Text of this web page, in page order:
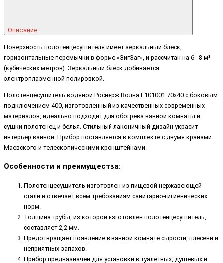
Описание
Поверхность полотенцесушителя имеет зеркальный блеск,
горизонтальные перемычки в форме «ЗигЗаг», и рассчитан на 6 - 8 м³
(кубических метров). Зеркальный блеск добивается
электроплазменной полировкой.
Полотенцесушитель водяной Роснерж Волна L101001 70x40 с боковым
подключением 400, изготовленный из качественных современных
материалов, идеально подходит для обогрева ванной комнаты и
сушки полотенец и белья. Стильный лаконичный дизайн украсит
интерьер ванной. Прибор поставляется в комплекте с двумя кранами
Маевского и телескопическими кронштейнами.
Особенности и преимущества:
Полотенцесушитель изготовлен из пищевой нержавеющей
стали и отвечает всем требованиям санитарно-гигиенических
норм.
Толщина трубы, из которой изготовлен полотенцесушитель,
составляет 2,2 мм.
Предотвращает появление в ванной комнате сырости, плесени и
неприятных запахов.
Прибор предназначен для установки в туалетных, душевых и